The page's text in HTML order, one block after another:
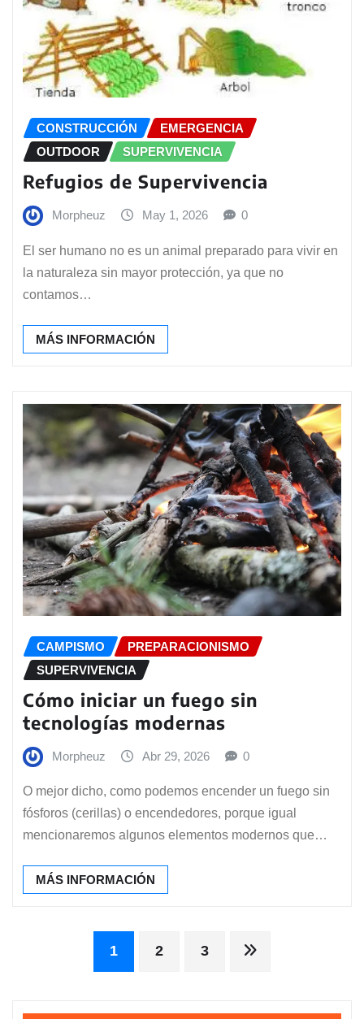
CONSTRUCCIÓN
EMERGENCIA
OUTDOOR
SUPERVIVENCIA
Refugios de Supervivencia
Morpheuz May 1, 2026 0
El ser humano no es un animal preparado para vivir en
la naturaleza sin mayor protección, ya que no
contamos…
MÁS INFORMACIÓN
CAMPISMO
PREPARACIONISMO
SUPERVIVENCIA
Cómo iniciar un fuego sin
tecnologías modernas
Morpheuz Abr 29, 2026 0
O mejor dicho, como podemos encender un fuego sin
fósforos (cerillas) o encendedores, porque igual
mencionaremos algunos elementos modernos que…
MÁS INFORMACIÓN
Paginación
de
1 2 3